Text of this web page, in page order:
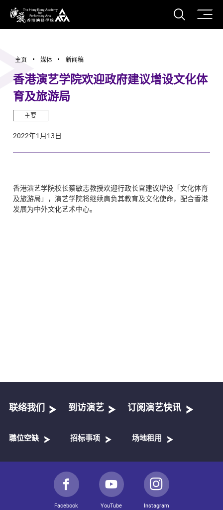
香港演艺学院
打开
主页 媒体 新闻稿
香港演艺学院欢迎政府建议增设文化体
育及旅游局
主要
2022年1月13日
香港演艺学院校长蔡敏志教授欢迎行政长官建议增设「文化体育
及旅游局」，演艺学院将继续肩负其教育及文化使命，配合香港
发展为中外文化艺术中心。
联络我们 到访演艺 订阅演艺快讯
職位空缺 招标事项 场地租用
Facebook YouTube Instagram